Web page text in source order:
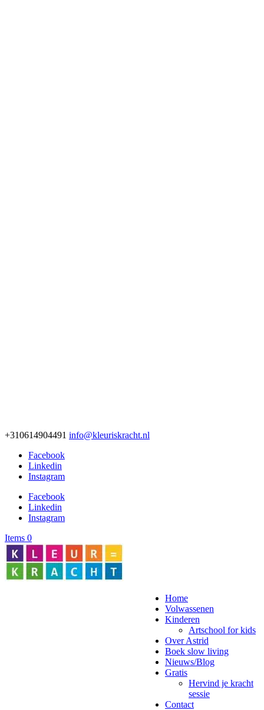
+310614904491 info@kleuriskracht.nl
Facebook
Linkedin
Instagram
Facebook
Linkedin
Instagram
Items 0
Home
Volwassenen
Kinderen
Artschool for kids
Over Astrid
Boek slow living
Nieuws/Blog
Gratis
Hervind je kracht
sessie
Contact